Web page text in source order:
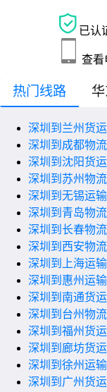
已认
查看
热门线路
深圳到兰州货
深圳到成都物
深圳到沈阳货
深圳到苏州物
深圳到无锡运
深圳到青岛物
深圳到长春物
深圳到西安物
深圳到上海运
深圳到惠州运
深圳到南通货
深圳到台州物
深圳到福州货
深圳到廊坊货
深圳到徐州运
深圳到广州货